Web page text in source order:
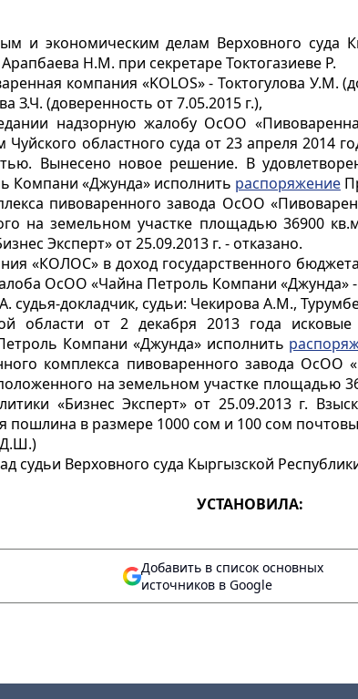
и экономическим делам Верховного суда
Н.М. при секретаре Токтогазиеве Р.
компания «KOLOS» - Токтогулова У.М.
З.Ч. (доверенность от 7.05.2015 г.),
надзорную жалобу ОсОО
областного суда от 23 апреля 2014
Вынесено новое решение. В
Компани «Джунда» исполнить распоряжение
пивоваренного завода ОсОО
на земельном участке площадью 36900
Эксперт» от 25.09.2013 г. - отказано.
«КОЛОС» в доход государственного
ОсОО «Чайна Петроль Компани «Джунда» -
докладчик, судьи: Чекирова А.М.,
области от 2 декабря 2013 года
Компани «Джунда» исполнить
комплекса пивоваренного завода ОсОО
на земельном участке площадью
«Бизнес Эксперт» от 25.09.2013 г.
пошлина в размере 1000 сом и 100 сом
Д.Ш.)
судьи Верховного суда Кыргызской
УСТАНОВИЛА:
Добавить в список основных
источников в Google